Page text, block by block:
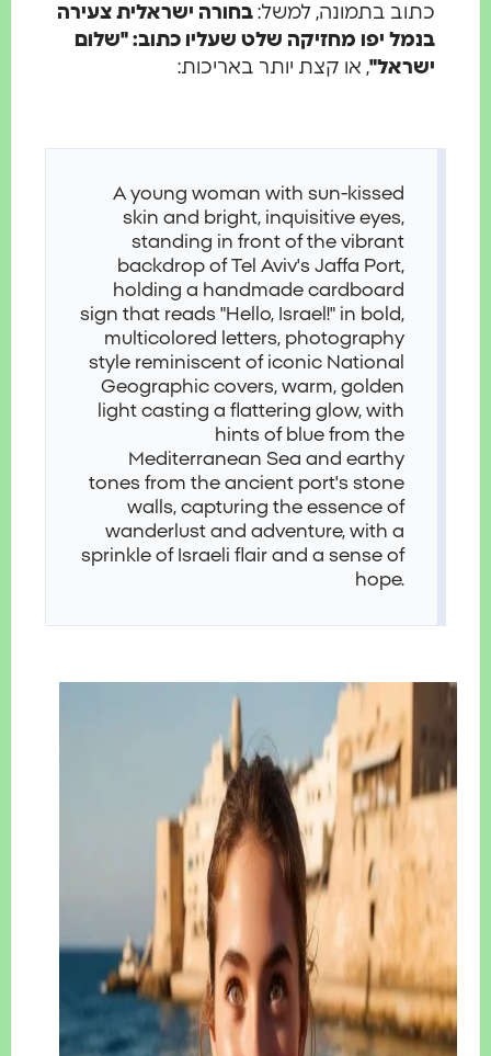
כתוב בתמונה, למשל:בחורה ישראלית צעירה
בנמל יפו מחזיקה שלט שעליו כתוב: "שלום
ישראל", או קצת יותר באריכות:
A young woman with sun-kissed
skin and bright, inquisitive eyes,
standing in front of the vibrant
backdrop of Tel Aviv's Jaffa Port,
holding a handmade cardboard
sign that reads "Hello, Israel!" in bold,
multicolored letters, photography
style reminiscent of iconic National
Geographic covers, warm, golden
light casting a flattering glow, with
hints of blue from the
Mediterranean Sea and earthy
tones from the ancient port's stone
walls, capturing the essence of
wanderlust and adventure, with a
sprinkle of Israeli flair and a sense of